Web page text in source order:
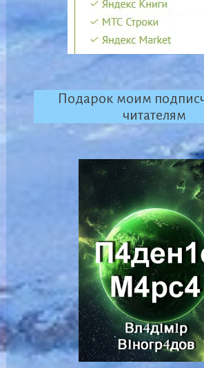
Подарок моим
читателям